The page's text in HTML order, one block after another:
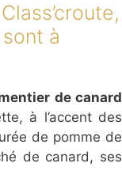
à
de canard
à l’accent des
de pomme de
de canard, ses